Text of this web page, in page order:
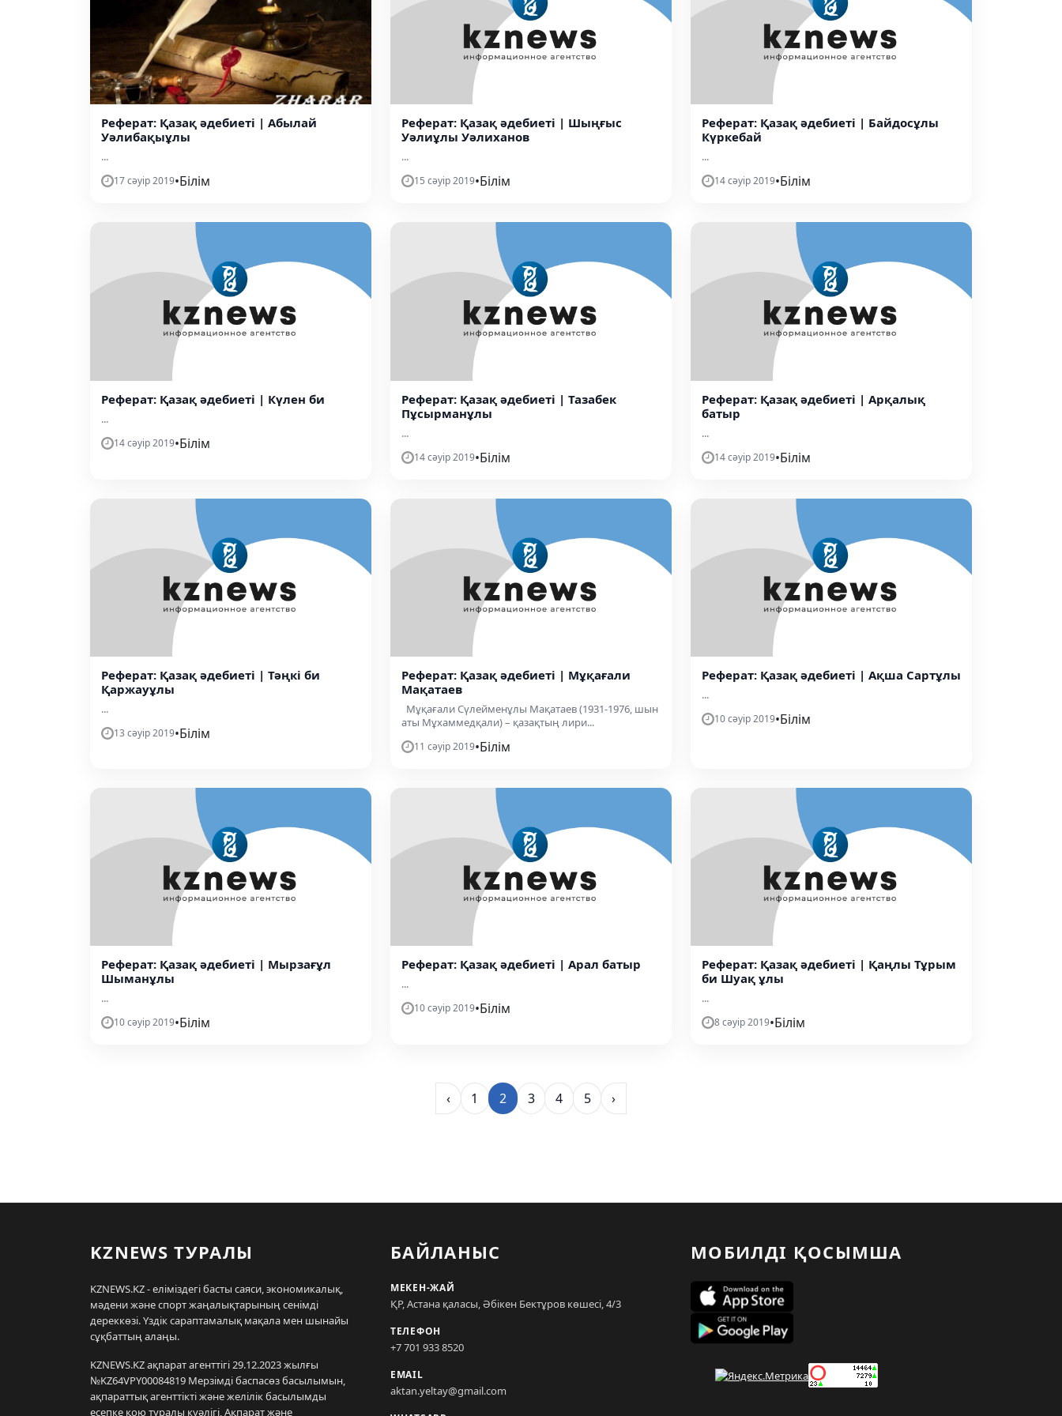
Реферат: Қазақ әдебиеті | Абылай
Уәлибақыұлы
...
17 сәуір 2019•Білім
Реферат: Қазақ әдебиеті | Шыңғыс
Уәлиұлы Уәлиханов
...
15 сәуір 2019•Білім
Реферат: Қазақ әдебиеті | Байдосұлы
Күркебай
...
14 сәуір 2019•Білім
Реферат: Қазақ әдебиеті | Күлен би
...
14 сәуір 2019•Білім
Реферат: Қазақ әдебиеті | Тазабек
Пұсырманұлы
...
14 сәуір 2019•Білім
Реферат: Қазақ әдебиеті | Арқалық
батыр
...
14 сәуір 2019•Білім
Реферат: Қазақ әдебиеті | Тәңкі би
Қаржауұлы
...
13 сәуір 2019•Білім
Реферат: Қазақ әдебиеті | Мұқағали
Мақатаев
Мұқағали Сүлейменұлы Мақатаев (1931-1976, шын
аты Мұхаммедқали) – қазақтың лири...
11 сәуір 2019•Білім
Реферат: Қазақ әдебиеті | Ақша Сартұлы
...
10 сәуір 2019•Білім
Реферат: Қазақ әдебиеті | Мырзағұл
Шыманұлы
...
10 сәуір 2019•Білім
Реферат: Қазақ әдебиеті | Арал батыр
...
10 сәуір 2019•Білім
Реферат: Қазақ әдебиеті | Қаңлы Тұрым
би Шуақ ұлы
...
8 сәуір 2019•Білім
‹ 1 2 3 4 5 ›
KZNEWS ТУРАЛЫ
KZNEWS.KZ - еліміздегі басты саяси, экономикалық,
мәдени және спорт жаңалықтарының сенімді
дереккөзі. Үздік сараптамалық мақала мен шынайы
сұқбаттың алаңы.
KZNEWS.KZ ақпарат агенттігі 29.12.2023 жылғы
№KZ64VPY00084819 Мерзімді баспасөз басылымын,
ақпараттық агенттікті және желілік басылымды
есепке қою туралы куәлігі, Ақпарат және
БАЙЛАНЫС
МЕКЕН-ЖАЙ
ҚР, Астана қаласы, Әбікен Бектұров көшесі, 4/3
ТЕЛЕФОН
+7 701 933 8520
EMAIL
aktan.yeltay@gmail.com
МОБИЛДІ ҚОСЫМША